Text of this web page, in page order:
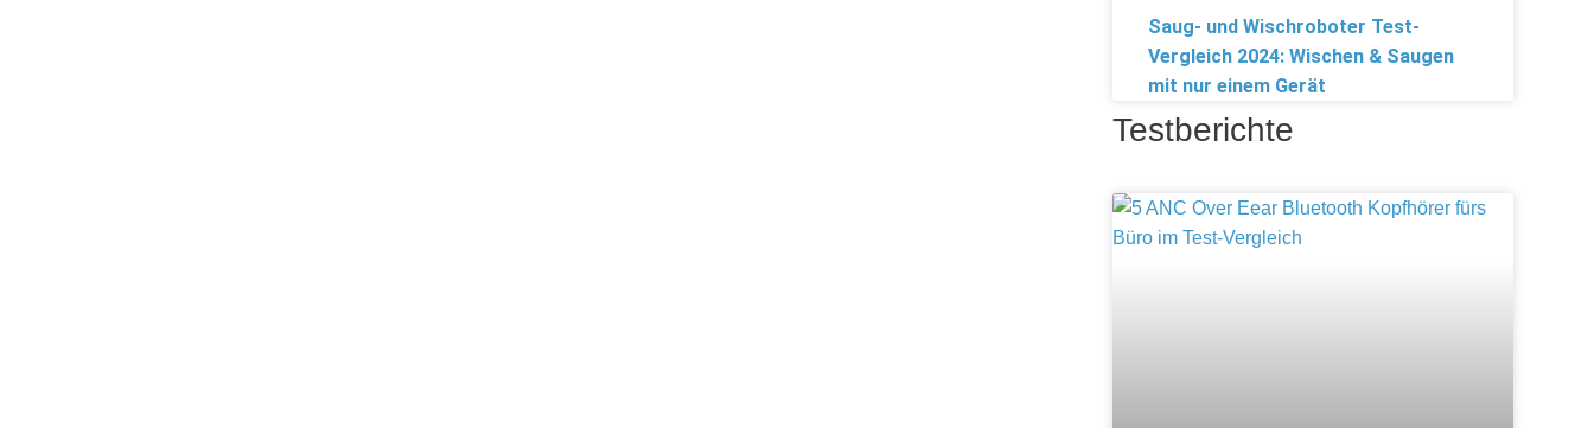
Saug- und Wischroboter Test-
Vergleich 2024: Wischen & Saugen
mit nur einem Gerät
Testberichte